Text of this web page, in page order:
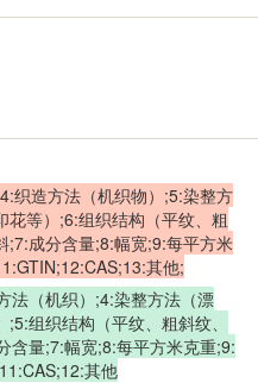
织造方法（机织物）;5:染整方
等）;6:组织结构（平纹、粗
;7:成分含量;8:幅宽;9:每平方米
其他;
法（机织）;4:染整方法（漂
组织结构（平纹、粗斜纹、
含量;7:幅宽;8:每平方米克重;9:
其他